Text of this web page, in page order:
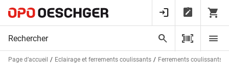
Page d’accueil Eclairage et ferrements coulissants Ferrements coulissants